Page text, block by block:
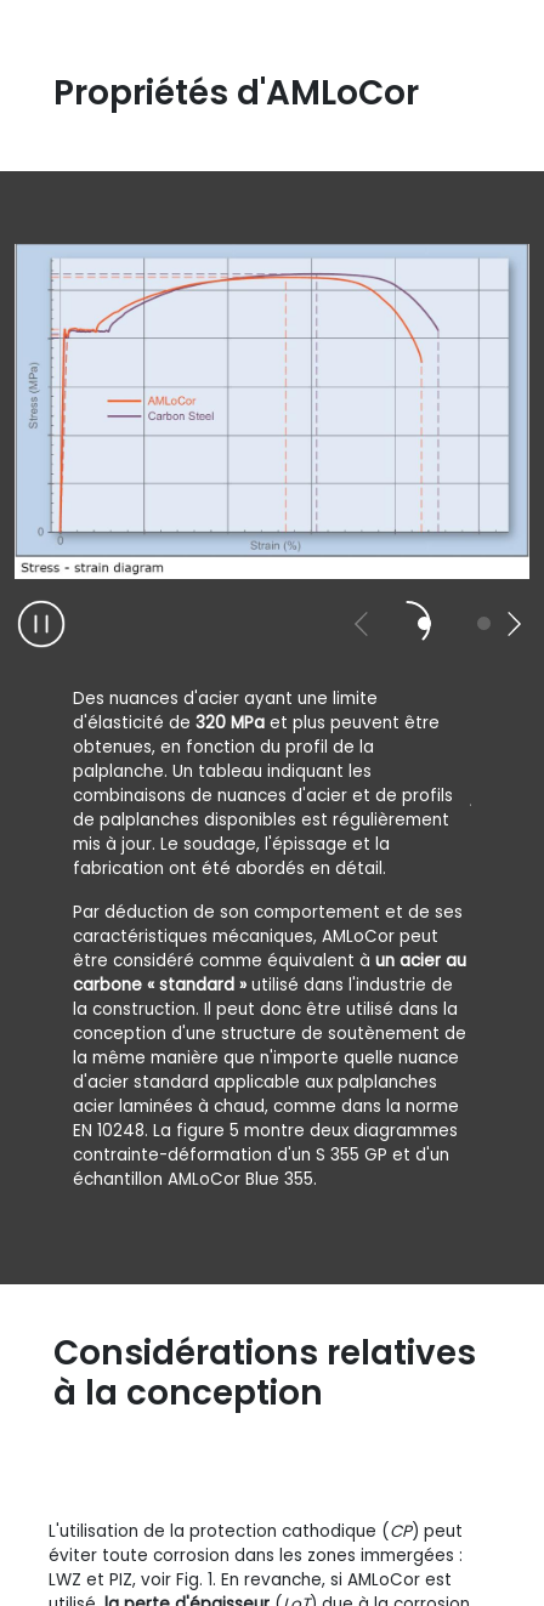
Propriétés d'AMLoCor
Des nuances d'acier ayant une limite
d'élasticité de 320 MPa et plus peuvent être
obtenues, en fonction du profil de la
palplanche. Un tableau indiquant les
combinaisons de nuances d'acier et de profils
de palplanches disponibles est régulièrement
mis à jour. Le soudage, l'épissage et la
fabrication ont été abordés en détail.
Par déduction de son comportement et de ses
caractéristiques mécaniques, AMLoCor peut
être considéré comme équivalent à un acier au
carbone « standard » utilisé dans l'industrie de
la construction. Il peut donc être utilisé dans la
conception d'une structure de soutènement de
la même manière que n'importe quelle nuance
d'acier standard applicable aux palplanches
acier laminées à chaud, comme dans la norme
EN 10248. La figure 5 montre deux diagrammes
contrainte-déformation d'un S 355 GP et d'un
échantillon AMLoCor Blue 355.
Considérations relatives
à la conception
L'utilisation de la protection cathodique (CP) peut
éviter toute corrosion dans les zones immergées :
LWZ et PIZ, voir Fig. 1. En revanche, si AMLoCor est